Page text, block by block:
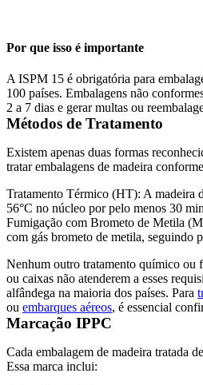
Por que isso é importante
A ISPM 15 é obrigatória para
100 países. Embalagens não
2 a 7 dias e gerar multas ou
Métodos de Tratamento
Existem apenas duas formas
tratar embalagens de madeira
Tratamento Térmico (HT): A madeira
56°C no núcleo por pelo menos 30
Fumigação com Brometo de Metila
com gás brometo de metila, seguindo
Nenhum outro tratamento químico ou
ou caixas não atenderem a esses
alfândega na maioria dos países. Para
ou embarques aéreos, é essencial
Marcação IPPC
Cada embalagem de madeira tratada
Essa marca inclui: